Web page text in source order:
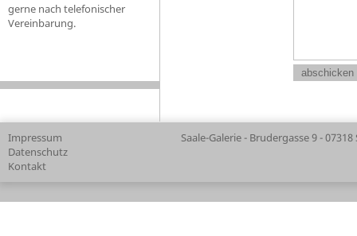
gerne nach telefonischer
Vereinbarung.
Impressum
Datenschutz
Kontakt
Saale-Galerie - Brudergasse 9 -